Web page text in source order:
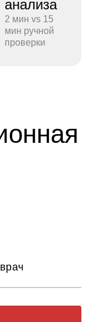
анализа
2 мин vs 15
мин ручной
проверки